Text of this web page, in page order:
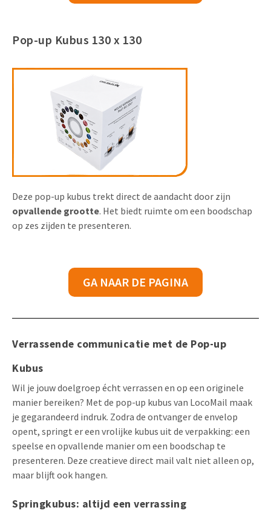
Pop-up Kubus 130 x 130
Deze pop-up kubus trekt direct de aandacht door zijn
opvallende grootte. Het biedt ruimte om een boodschap
op zes zijden te presenteren.
GA NAAR DE PAGINA
Verrassende communicatie met de Pop-up
Kubus
Wil je jouw doelgroep écht verrassen en op een originele
manier bereiken? Met de pop-up kubus van LocoMail maak
je gegarandeerd indruk. Zodra de ontvanger de envelop
opent, springt er een vrolijke kubus uit de verpakking: een
speelse en opvallende manier om een boodschap te
presenteren. Deze creatieve direct mail valt niet alleen op,
maar blijft ook hangen.
Springkubus: altijd een verrassing